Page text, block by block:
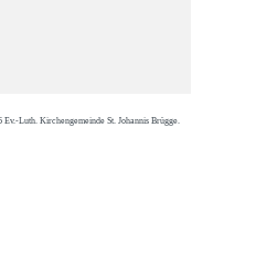
Luth. Kirchengemeinde St. Johannis Brügge.